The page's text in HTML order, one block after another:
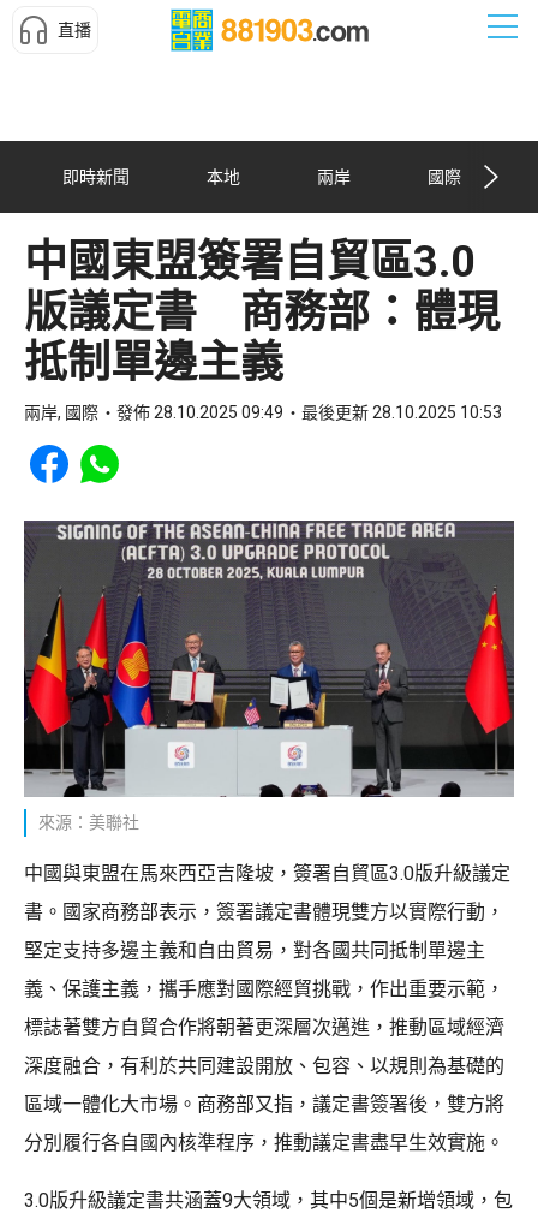
直播
即時新聞 本地 兩岸 國際
中國東盟簽署自貿區3.0
版議定書 商務部：體現
抵制單邊主義
兩岸, 國際 發佈 28.10.2025 09:49 最後更新 28.10.2025 10:53
Share to Facebook
Share to WhatsApp
來源：美聯社
中國與東盟在馬來西亞吉隆坡，簽署自貿區3.0版升級議定
書。國家商務部表示，簽署議定書體現雙方以實際行動，
堅定支持多邊主義和自由貿易，對各國共同抵制單邊主
義、保護主義，攜手應對國際經貿挑戰，作出重要示範，
標誌著雙方自貿合作將朝著更深層次邁進，推動區域經濟
深度融合，有利於共同建設開放、包容、以規則為基礎的
區域一體化大市場。商務部又指，議定書簽署後，雙方將
分別履行各自國內核準程序，推動議定書盡早生效實施。
3.0版升級議定書共涵蓋9大領域，其中5個是新增領域，包